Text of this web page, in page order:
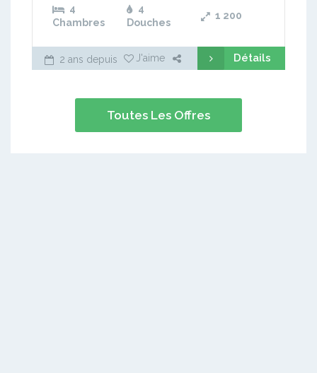
4
Chambres
4
Douches
1 200
2 ans depuis J'aime Détails
Toutes Les Offres